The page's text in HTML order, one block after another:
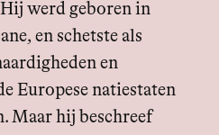
werd geboren in
en schetste als
en
Europese natiestaten
Maar hij beschreef